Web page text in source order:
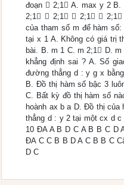
đoạn  2;1 A. max y 2
2;1  2;1  2;1 
của tham số m để hàm
tại x 1 A. Không có giá trị
bài. B. m 1 C. m 2;1 D. m
khẳng định sai ? A. Số
đường thẳng d : y g x
B. Đồ thị hàm số bậc 3
C. Bất kỳ đồ thị hàm số
hoành ax b a D. Đồ thị
thẳng d : y 2 tại một cx d
10 ĐA A B D C A B B C D
ĐA C C B B D A C B B C
D C